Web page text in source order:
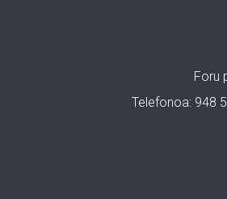
Foru
Telefonoa: 948